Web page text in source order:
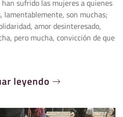
sufrido las mujeres a quienes
lamentablemente, son muchas;
amor desinteresado,
pero mucha, convicción de que
leyendo